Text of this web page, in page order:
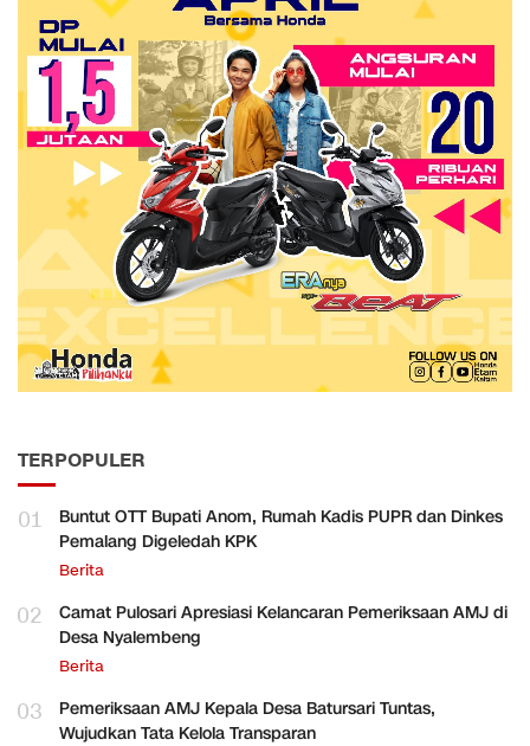
TERPOPULER
01
Buntut OTT Bupati Anom, Rumah Kadis PUPR dan Dinkes
Pemalang Digeledah KPK
Berita
02
Camat Pulosari Apresiasi Kelancaran Pemeriksaan AMJ di
Desa Nyalembeng
Berita
03
Pemeriksaan AMJ Kepala Desa Batursari Tuntas,
Wujudkan Tata Kelola Transparan